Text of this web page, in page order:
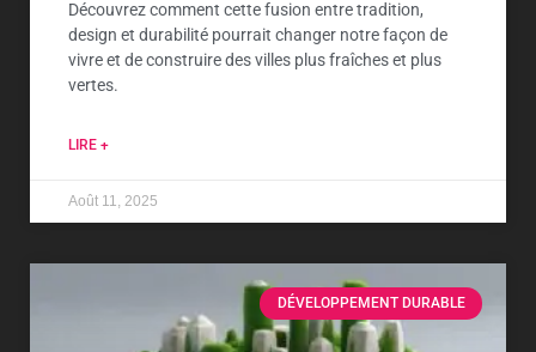
Découvrez comment cette fusion entre tradition,
design et durabilité pourrait changer notre façon de
vivre et de construire des villes plus fraîches et plus
vertes.
LIRE +
Août 11, 2025
DÉVELOPPEMENT DURABLE